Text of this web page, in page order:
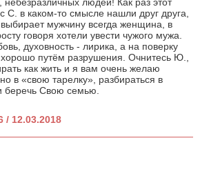
небезразличных людей! Как раз этот
С. в каком-то смысле нашли друг друга,
мужчину всегда женщина, в
говоря хотели увести чужого мужа.
духовность - лирика, а на поверку
хорошо путём разрушения. Очнитесь Ю.,
как жить и я вам очень желаю
в «свою тарелку», разбираться в
беречь Свою семью.
/ 12.03.2018